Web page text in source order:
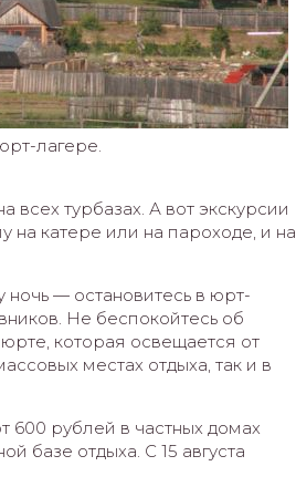
лагере.
всех турбазах. А вот экскурсии
катере или на пароходе, и на
ночь — остановитесь в юрт-
Не беспокойтесь об
которая освещается от
местах отдыха, так и в
600 рублей в частных домах
базе отдыха. С 15 августа